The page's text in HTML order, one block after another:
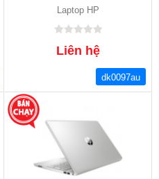
Laptop HP
Liên hệ
dk0097au